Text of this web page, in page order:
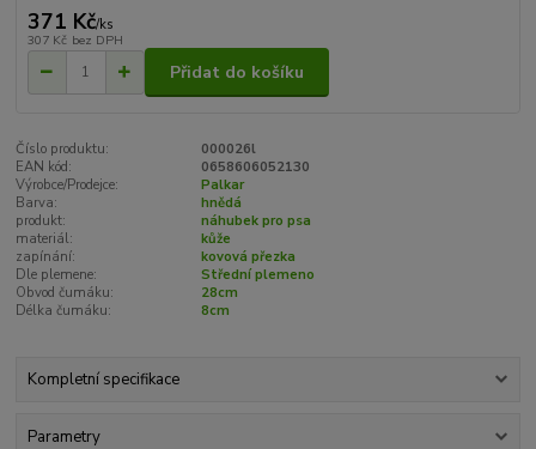
371 Kč/ks
307 Kč bez DPH
Přidat do košíku
Číslo produktu:
000026l
EAN kód:
0658606052130
Výrobce/Prodejce:
Palkar
Barva:
hnědá
produkt:
náhubek pro psa
materiál:
kůže
zapínání:
kovová přezka
Dle plemene:
Střední plemeno
Obvod čumáku:
28cm
Délka čumáku:
8cm
Kompletní specifikace
Parametry